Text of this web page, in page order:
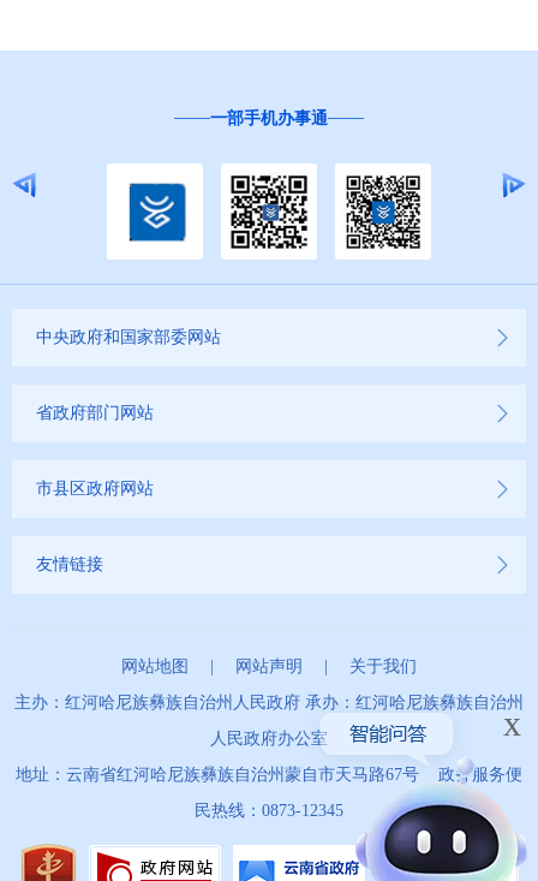
一部手机办事通
中央政府和国家部委网站
省政府部门网站
市县区政府网站
友情链接
网站地图 网站声明
关于我们
主办：红河哈尼族彝族自治州人民政府 承办：红河哈尼族彝族自治州
人民政府办公室
地址：云南省红河哈尼族彝族自治州蒙自市天马路67号 政务服务便
民热线：0873-12345
x